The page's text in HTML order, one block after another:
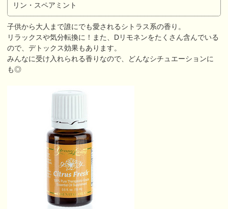
リン・スペアミント
子供から大人まで誰にでも愛されるシトラス系の香り。
リラックスや気分転換に！また、Dリモネンをたくさん含んでいる
ので、デトックス効果もあります。
みんなに受け入れられる香りなので、どんなシチュエーションに
も◎